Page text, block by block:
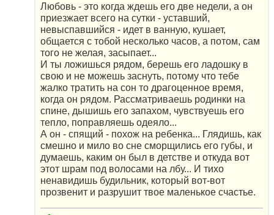
Любовь - это когда ждешь его две недели, а он
приезжает всего на сутки - уставший,
невыспавшийся - идет в ванную, кушает,
общается с тобой несколько часов, а потом, сам
того не желая, засыпает...
И ты ложишься рядом, берешь его ладошку в
свою и не можешь заснуть, потому что тебе
жалко тратить на сон то драгоценное время,
когда он рядом. Рассматриваешь родинки на
спине, дышишь его запахом, чувствуешь его
тепло, поправляешь одеяло...
А он - спящий - похож на ребенка... Глядишь, как
смешно и мило во сне сморщились его губы, и
думаешь, каким он был в детстве и откуда вот
этот шрам под волосами на лбу... И тихо
ненавидишь будильник, который вот-вот
прозвенит и разрушит твое маленькое счастье.